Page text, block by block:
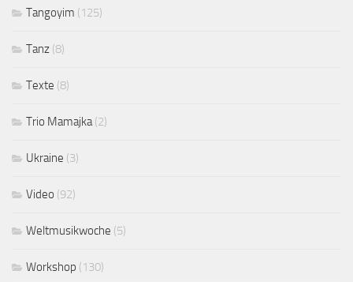
Tangoyim (125)
Tanz (8)
Texte (8)
Trio Mamajka(2)
Ukraine (3)
Video (92)
Weltmusikwoche (5)
Workshop (130)